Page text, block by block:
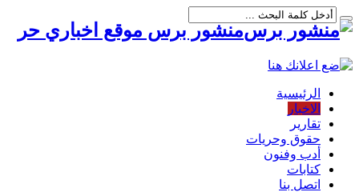
منشور برس موقع اخباري حر
الرئيسية
الاخبار
تقارير
حقوق وحريات
أدب وفنون
كتابات
اتصل بنا